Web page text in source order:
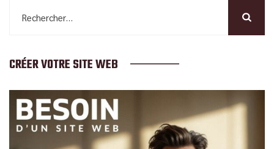
CRÉER VOTRE SITE WEB